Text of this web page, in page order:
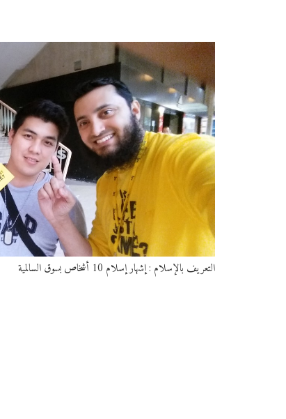
التعريف بالإسلام : إشهار إسلام 10 أشخاص بسوق السالمية